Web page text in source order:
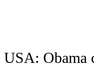
USA: Obama